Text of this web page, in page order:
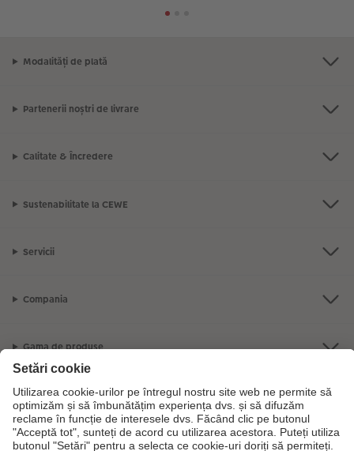
Modalități de plată
Partenerii noștri de livrare
Calitate & Încredere
Sustenabilitate la CEWE
Servicii
Compania
Gama de produse
CEWE Fotolumea